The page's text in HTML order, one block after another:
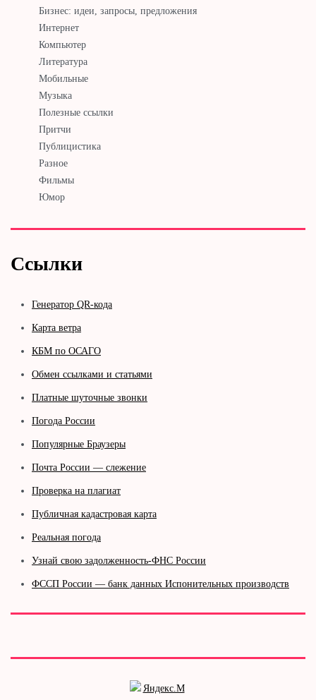
Бизнес: идеи, запросы, предложения
Интернет
Компьютер
Литература
Мобильные
Музыка
Полезные ссылки
Притчи
Публицистика
Разное
Фильмы
Юмор
Ссылки
Генератор QR-кода
Карта ветра
КБМ по ОСАГО
Обмен ссылками и статьями
Платные шуточные звонки
Погода России
Популярные Браузеры
Почта России — слежение
Проверка на плагиат
Публичная кадастровая карта
Реальная погода
Узнай свою задолженность-ФНС России
ФССП России — банк данных Испонительных производств